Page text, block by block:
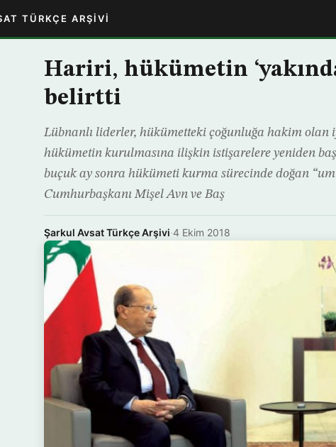
TÜRKÇE ARŞIVI
Hariri, hükümetin
belirtti
Lübnanlı liderler, hükümetteki çoğunluğa hakim olan
hükümetin kurulmasına ilişkin istişarelere yeniden
buçuk ay sonra hükümeti kurma sürecinde doğan
Cumhurbaşkanı Mişel Avn ve Baş
Şarkul Avsat Türkçe Arşivi·4 Ekim 2018